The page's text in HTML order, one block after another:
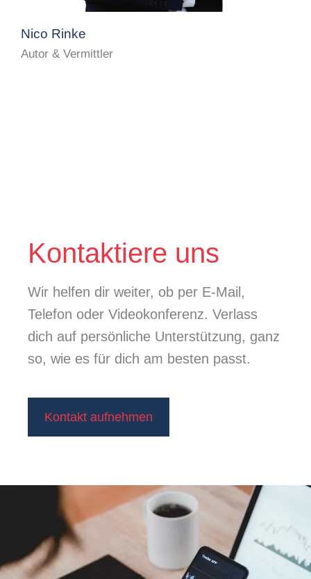
Nico Rinke
Autor & Vermittler
Kontaktiere uns
Wir helfen dir weiter, ob per E-Mail,
Telefon oder Videokonferenz. Verlass
dich auf persönliche Unterstützung, ganz
so, wie es für dich am besten passt.
Kontakt aufnehmen